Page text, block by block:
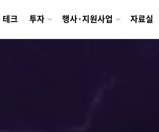
테크 투자 행사·지원사업 자료실